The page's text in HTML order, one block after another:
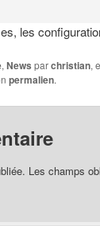
les
, News parchristian,
permalien.
Les champs